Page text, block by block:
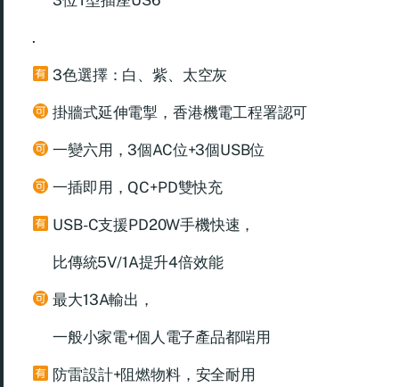
.
3色選擇：白、紫、太空灰
掛牆式延伸電掣，香港機電工程署認可
一變六用，3個AC位+3個USB位
一插即用，QC+PD雙快充
USB-C支援PD20W手機快速，
比傳統5V/1A提升4倍效能
最大13A輸出，
一般小家電+個人電子產品都啱用
防雷設計+阻燃物料，安全耐用